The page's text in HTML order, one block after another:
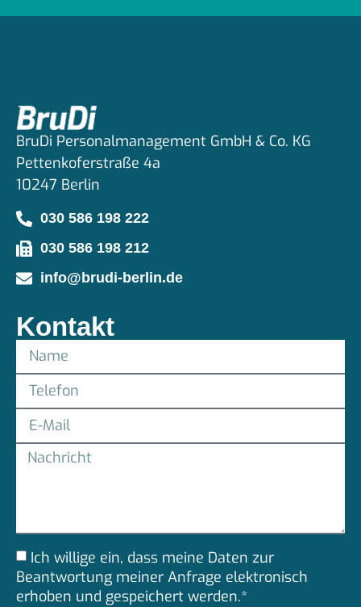
BruDi Personalmanagement GmbH & Co. KG
Pettenkoferstraße 4a
10247 Berlin
030 586 198 222
030 586 198 212
info@brudi-berlin.de
Kontakt
Ich willige ein, dass meine Daten zur
Beantwortung meiner Anfrage elektronisch
erhoben und gespeichert werden.*